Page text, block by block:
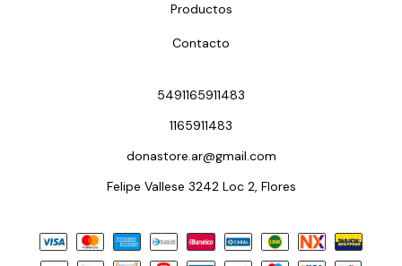
Productos
Contacto
5491165911483
1165911483
donastore.ar@gmail.com
Felipe Vallese 3242 Loc 2, Flores